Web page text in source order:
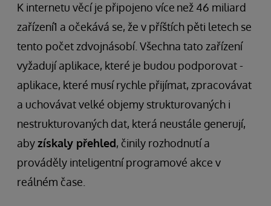
K internetu věcí je připojeno více než 46 miliard
zařízení1 a očekává se, že v příštích pěti letech se
tento počet zdvojnásobí. Všechna tato zařízení
vyžadují aplikace, které je budou podporovat -
aplikace, které musí rychle přijímat, zpracovávat
a uchovávat velké objemy strukturovaných i
nestrukturovaných dat, která neustále generují,
abyzískaly přehled, činily rozhodnutí a
prováděly inteligentní programové akce v
reálném čase.